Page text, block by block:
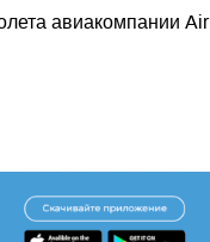
авиакомпании Air